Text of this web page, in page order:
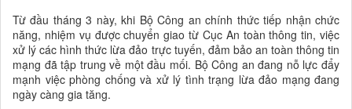
Từ đầu tháng 3 này, khi Bộ Công an chính thức tiếp nhận chức
năng, nhiệm vụ được chuyển giao từ Cục An toàn thông tin, việc
xử lý các hình thức lừa đảo trực tuyến, đảm bảo an toàn thông tin
mạng đã tập trung về một đầu mối. Bộ Công an đang nỗ lực đẩy
mạnh việc phòng chống và xử lý tình trạng lừa đảo mạng đang
ngày càng gia tăng.